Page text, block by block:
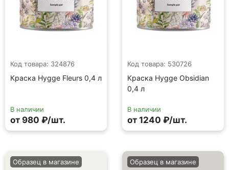
Код товара: 324876
Краска Hygge Fleurs 0,4 л
В наличии
от 980 ₽/шт.
Код товара: 530726
Краска Hygge Obsidian
0,4 л
В наличии
от 1240 ₽/шт.
Образец в магазине Образец в магазине